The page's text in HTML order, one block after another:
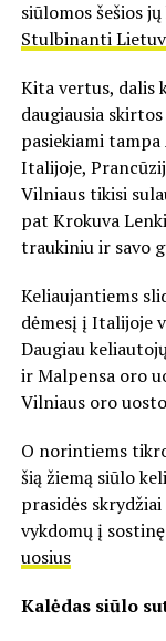
siūlomos šešios
Stulbinanti
Kita vertus, dalis
daugiausia
pasiekiami
Italijoje,
Vilniaus tikisi
pat Krokuva
traukiniu ir savo
Keliaujantiems
dėmesį į Italijoje
Daugiau
ir Malpensa oro
Vilniaus oro
O norintiems
šią žiemą siūlo
prasidės
vykdomų į
uosius
Kalėdas siūlo